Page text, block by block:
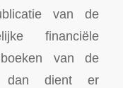
van de
financiële
van de
dan dient er